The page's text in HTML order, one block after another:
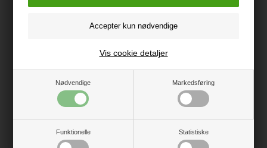
Nødvendige Markedsføring
Funktionelle Statistiske
Vis cookie detaljer
Specifikationer
Farve: Sort
Mål, sæde: 30 x 35 cm